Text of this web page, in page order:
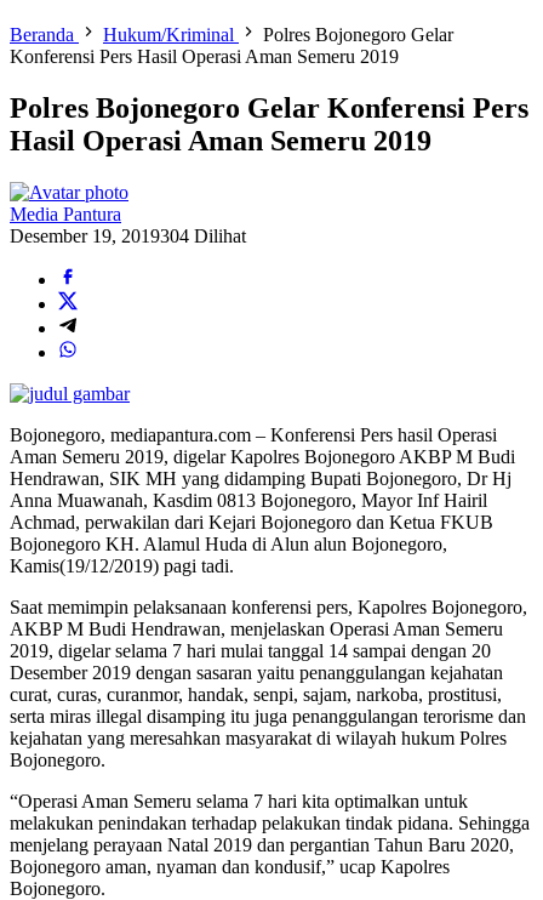
Beranda Hukum/Kriminal
Polres Bojonegoro Gelar
Konferensi Pers Hasil Operasi Aman Semeru 2019
Polres Bojonegoro Gelar Konferensi Pers
Hasil Operasi Aman Semeru 2019
Media Pantura
Desember 19, 2019304 Dilihat
Bojonegoro, mediapantura.com – Konferensi Pers hasil Operasi
Aman Semeru 2019, digelar Kapolres Bojonegoro AKBP M Budi
Hendrawan, SIK MH yang didamping Bupati Bojonegoro, Dr Hj
Anna Muawanah, Kasdim 0813 Bojonegoro, Mayor Inf Hairil
Achmad, perwakilan dari Kejari Bojonegoro dan Ketua FKUB
Bojonegoro KH. Alamul Huda di Alun alun Bojonegoro,
Kamis(19/12/2019) pagi tadi.
Saat memimpin pelaksanaan konferensi pers, Kapolres Bojonegoro,
AKBP M Budi Hendrawan, menjelaskan Operasi Aman Semeru
2019, digelar selama 7 hari mulai tanggal 14 sampai dengan 20
Desember 2019 dengan sasaran yaitu penanggulangan kejahatan
curat, curas, curanmor, handak, senpi, sajam, narkoba, prostitusi,
serta miras illegal disamping itu juga penanggulangan terorisme dan
kejahatan yang meresahkan masyarakat di wilayah hukum Polres
Bojonegoro.
“Operasi Aman Semeru selama 7 hari kita optimalkan untuk
melakukan penindakan terhadap pelakukan tindak pidana. Sehingga
menjelang perayaan Natal 2019 dan pergantian Tahun Baru 2020,
Bojonegoro aman, nyaman dan kondusif,” ucap Kapolres
Bojonegoro.